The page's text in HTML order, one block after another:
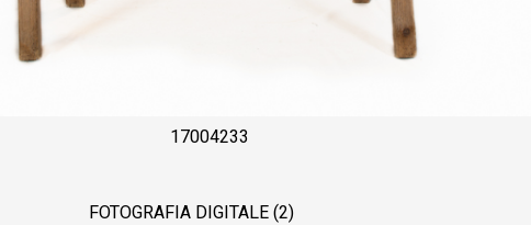
17004233
FOTOGRAFIA DIGITALE (2)